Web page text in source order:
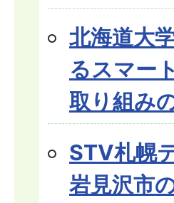
北海道大
るスマー
取り組み
STV札幌
岩見沢市